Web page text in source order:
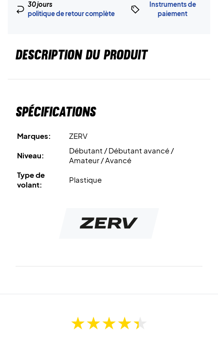
30 jours
politique de retour complète
Instruments de
paiement
DESCRIPTION DU PRODUIT
Spécifications
Marques: ZERV
Niveau:
Débutant / Débutant avancé /
Amateur / Avancé
Type de
volant:
Plastique